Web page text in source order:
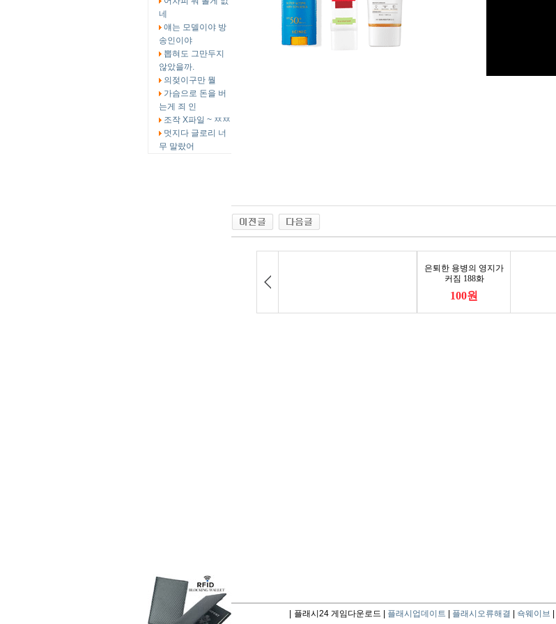
네
얘는 모델이야 방
송인이야
뽑혀도 그만두지
않았을까.
의젖이구만 뭘
가슴으로 돈을 버
는게 죄 인
조작 X파일 ~ ㅉㅉ
멋지다 글로리 너
무 말랐어
플래시24 게임다운로드 | 플래시업데이트 플래시오류해결 쇽웨이브